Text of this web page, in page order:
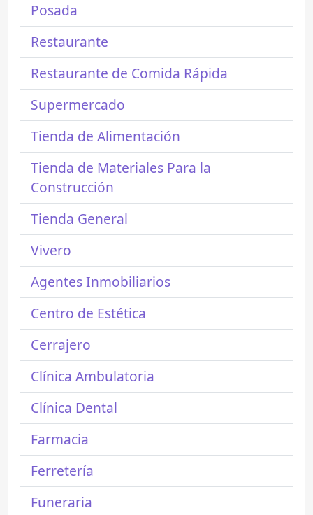
Posada
Restaurante
Restaurante de Comida Rápida
Supermercado
Tienda de Alimentación
Tienda de Materiales Para la
Construcción
Tienda General
Vivero
Agentes Inmobiliarios
Centro de Estética
Cerrajero
Clínica Ambulatoria
Clínica Dental
Farmacia
Ferretería
Funeraria